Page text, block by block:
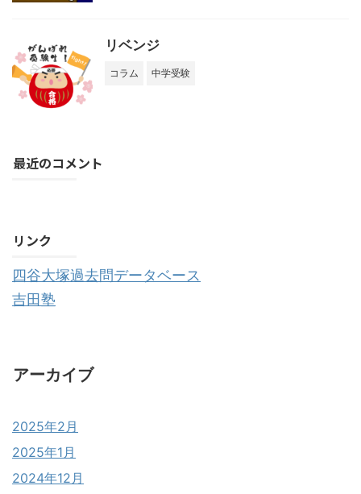
リベンジ
コラム 中学受験
最近のコメント
リンク
四谷大塚過去問データベース
吉田塾
アーカイブ
2025年2月
2025年1月
2024年12月